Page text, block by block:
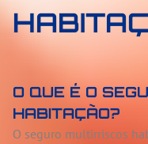
O QUE É O
HABITAÇÃO?
O seguro multirriscos